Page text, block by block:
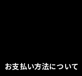
お支払い方法について